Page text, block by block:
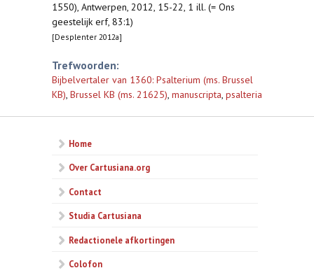
1550), Antwerpen, 2012, 15-22, 1 ill. (= Ons
geestelijk erf, 83:1)
[Desplenter 2012a]
Trefwoorden:
Bijbelvertaler van 1360: Psalterium (ms. Brussel
KB), Brussel KB (ms. 21625), manuscripta, psalteria
Home
Over Cartusiana.org
Contact
Studia Cartusiana
Redactionele afkortingen
Colofon